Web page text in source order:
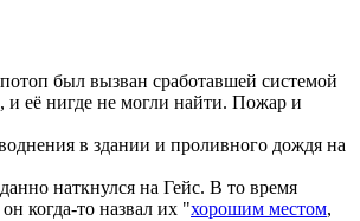
был вызван сработавшей системой
и её нигде не могли найти. Пожар и
в здании и проливного дождя на
наткнулся на Гейс. В то время
когда-то назвал их "хорошим местом,